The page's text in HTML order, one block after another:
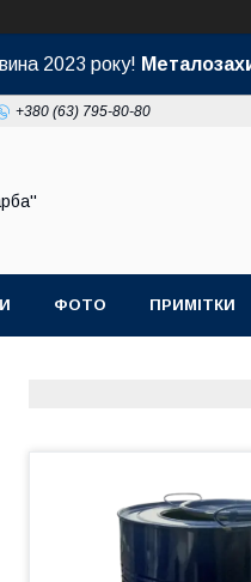
2023 року!
+380 (63) 795-80-80
ФОТО ПРИМІТКИ